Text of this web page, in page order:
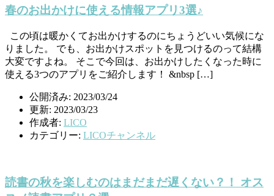
春のお出かけに使える情報アプリ3選♪
この頃は暖かくてお出かけするのにちょうどいい気候にな
りました。 でも、お出かけスポットを見つけるのって結構
大変ですよね。 そこで今回は、お出かけしたくなった時に
使える3つのアプリをご紹介します！ &nbsp […]
公開済み: 2023/03/24
更新: 2023/03/23
作成者: LICO
カテゴリー: LICOチャンネル
読書の秋を楽しむのはまだまだ遅くない？！ オス